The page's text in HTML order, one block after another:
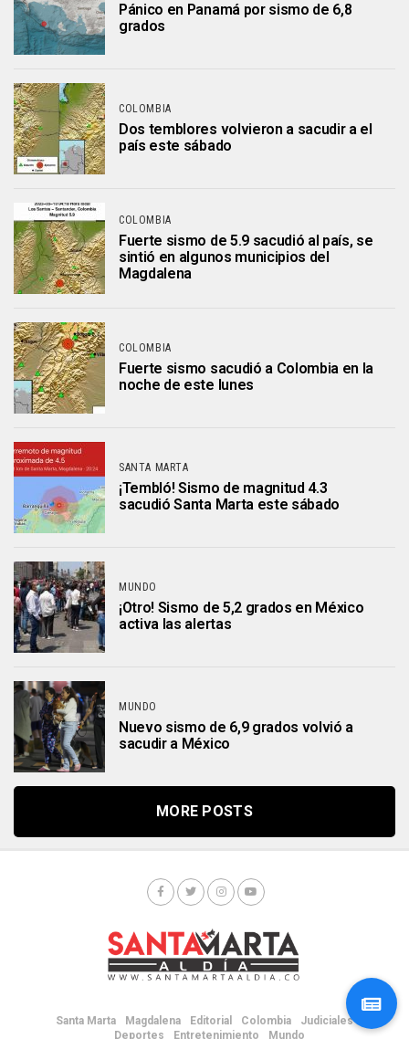
Pánico en Panamá por sismo de 6,8
grados
COLOMBIA
Dos temblores volvieron a sacudir a el
país este sábado
COLOMBIA
Fuerte sismo de 5.9 sacudió al país, se
sintió en algunos municipios del
Magdalena
COLOMBIA
Fuerte sismo sacudió a Colombia en la
noche de este lunes
SANTA MARTA
¡Tembló! Sismo de magnitud 4.3
sacudió Santa Marta este sábado
MUNDO
¡Otro! Sismo de 5,2 grados en México
activa las alertas
MUNDO
Nuevo sismo de 6,9 grados volvió a
sacudir a México
MORE POSTS
Santa Marta Magdalena Editorial Colombia
Judiciales
Deportes
Entretenimiento Mundo